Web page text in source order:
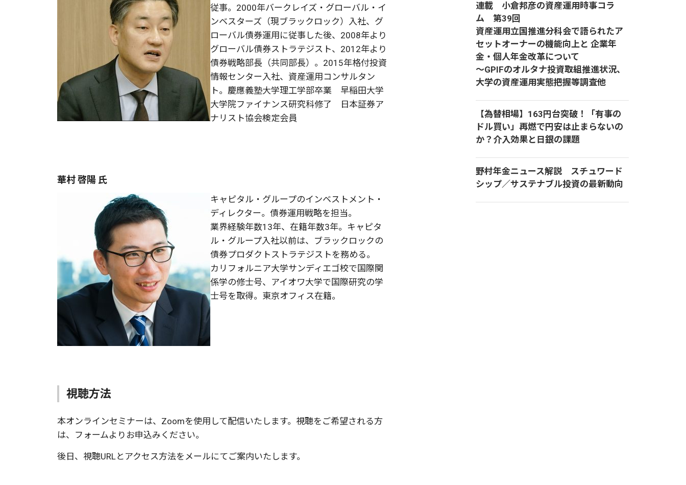
従事。2000年バークレイズ・グローバル・イ
ンベスターズ（現ブラックロック）入社、グ
ローバル債券運用に従事した後、2008年より
グローバル債券ストラテジスト、2012年より
債券戦略部長（共同部長）。2015年格付投資
情報センター入社、資産運用コンサルタン
ト。慶應義塾大学理工学部卒業 早稲田大学
大学院ファイナンス研究科修了 日本証券ア
ナリスト協会検定会員
華村 啓陽 氏
キャピタル・グループのインベストメント・
ディレクター。債券運用戦略を担当。
業界経験年数13年、在籍年数3年。キャピタ
ル・グループ入社以前は、ブラックロックの
債券プロダクトストラテジストを務める。
カリフォルニア大学サンディエゴ校で国際関
係学の修士号、アイオワ大学で国際研究の学
士号を取得。東京オフィス在籍。
視聴方法
本オンラインセミナーは、Zoomを使用して配信いたします。視聴をご希望される方
は、フォームよりお申込みください。
後日、視聴URLとアクセス方法をメールにてご案内いたします。
連載 小倉邦彦の資産運用時事コラ
ム 第39回
資産運用立国推進分科会で語られたア
セットオーナーの機能向上と 企業年
金・個人年金改革について
～GPIFのオルタナ投資取組推進状況、
大学の資産運用実態把握等調査他
【為替相場】163円台突破！「有事の
ドル買い」再燃で円安は止まらないの
か？介入効果と日銀の課題
野村年金ニュース解説 スチュワード
シップ／サステナブル投資の最新動向